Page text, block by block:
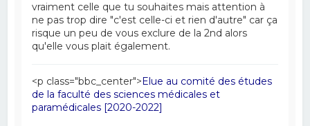
vraiment celle que tu souhaites mais attention à
ne pas trop dire "c'est celle-ci et rien d'autre" car ça
risque un peu de vous exclure de la 2nd alors
qu'elle vous plait également.
<p class="bbc_center">Elue au comité des études
de la faculté des sciences médicales et
paramédicales [2020-2022]